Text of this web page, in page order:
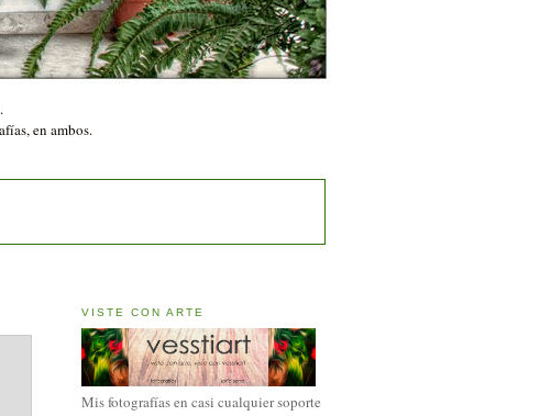
en ambos.
VISTE CON ARTE
Mis fotografías en casi cualquier soporte